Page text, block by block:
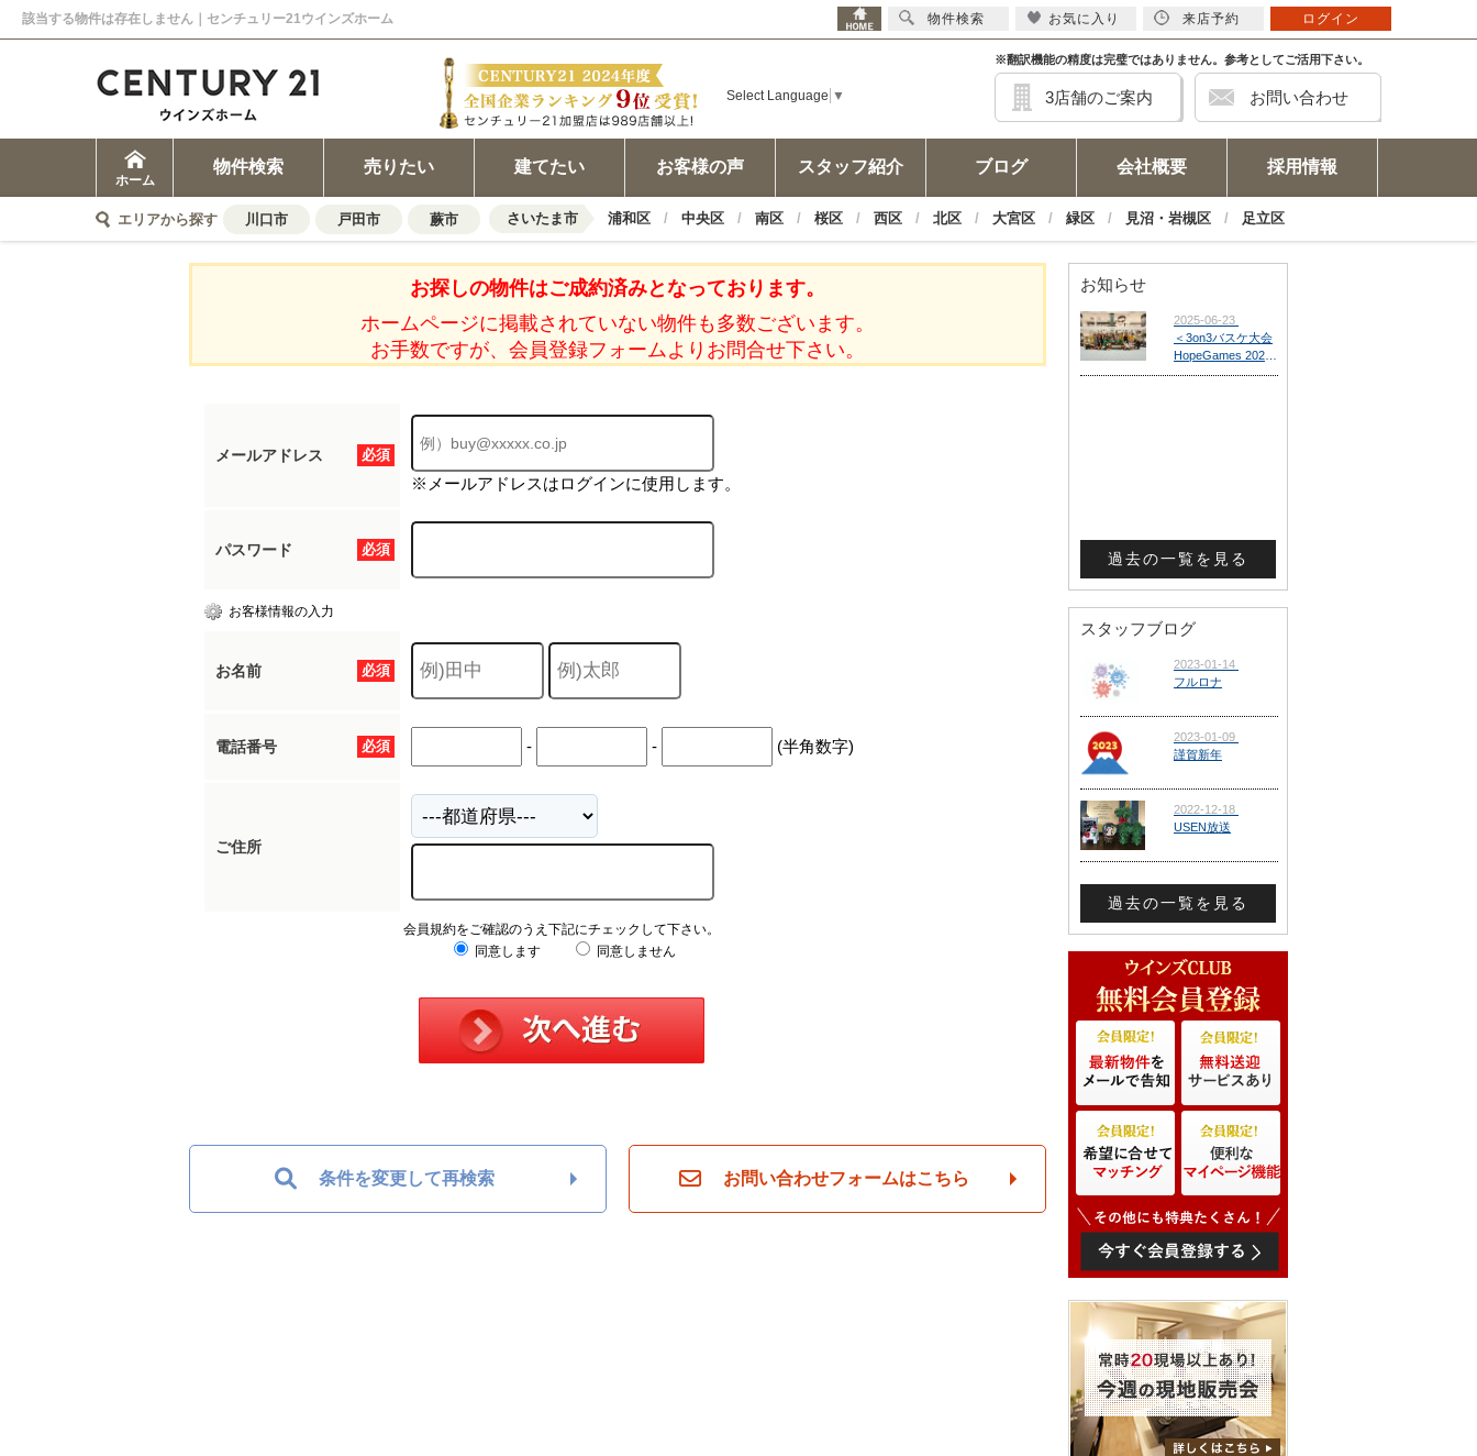
該当する物件は存在しません｜センチュリー21ウインズホーム
Select Language ▼
※翻訳機能の精度は完璧ではありません。参考としてご活用下さい。
3店舗のご案内 お問い合わせ
ホーム
物件検索 売りたい 建てたい お客様の声 スタッフ紹介 ブログ 会社概要 採用情報
エリアから探す 川口市 戸田市 蕨市 さいたま市 浦和区 中央区 南区 桜区 西区 北区 大宮区 緑区 見沼・岩槻区 足立区
お探しの物件はご成約済みとなっております。
ホームページに掲載されていない物件も多数ございます。
お手数ですが、会員登録フォームよりお問合せ下さい。
必須
メールアドレス
※メールアドレスはログインに使用します。
必須
パスワード
お客様情報の入力
必須
お名前
必須
電話番号 - - (半角数字)
ご住所
会員規約をご確認のうえ下記にチェックして下さい。
同意します
同意しません
条件を変更して再検索 お問い合わせフォームはこちら
お知らせ
過去の一覧を見る
スタッフブログ
過去の一覧を見る
物件検索 お気に入り 来店予約 ログイン